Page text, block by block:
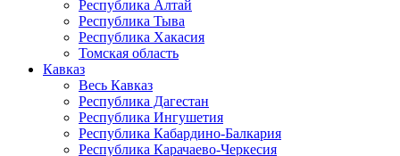
Республика Алтай
Республика Тыва
Республика Хакасия
Томская область
Кавказ
Весь Кавказ
Республика Дагестан
Республика Ингушетия
Республика Кабардино-Балкария
Республика Карачаево-Черкесия